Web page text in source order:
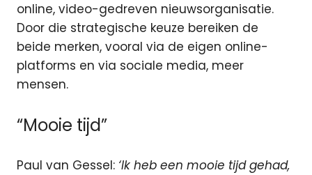
online, video-gedreven nieuwsorganisatie.
Door die strategische keuze bereiken de
beide merken, vooral via de eigen online-
platforms en via sociale media, meer
mensen.
“Mooie tijd”
Paul van Gessel: ‘Ik heb een mooie tijd gehad,